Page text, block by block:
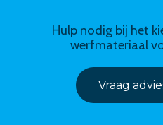
Hulp nodig bij het
werfmateriaal
Vraag